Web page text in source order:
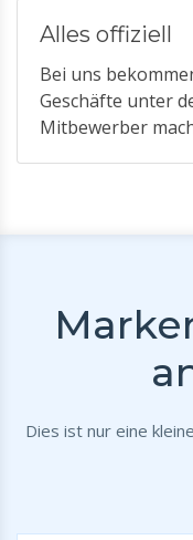
Alles offiziell
Bei uns
Geschäfte unter
Mitbewerber
Dies ist nur eine